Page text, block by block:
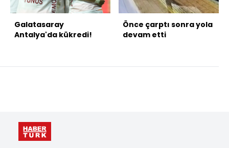
Galatasaray
Antalya'da kükredi!
Önce çarptı sonra yola
devam etti